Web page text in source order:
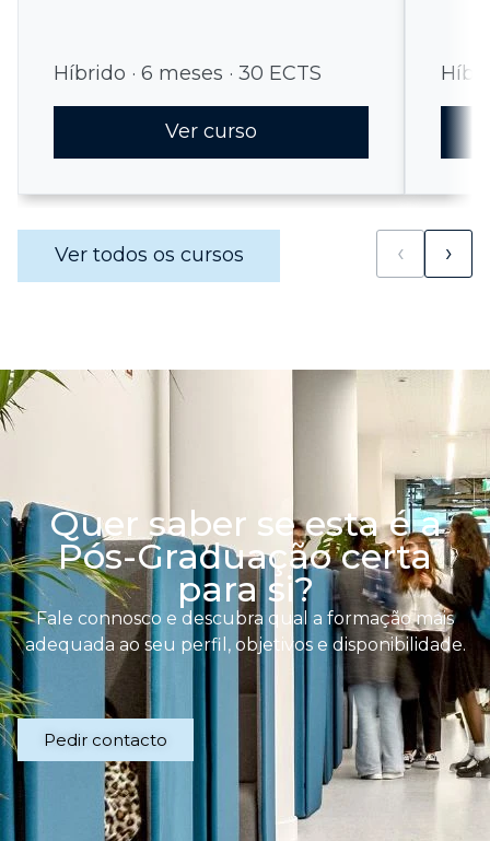
Híbrido · 6 meses · 30 ECTS
Ver curso
‹ ›
Ver todos os cursos
Quer saber se esta é a
Pós-Graduação certa
para si?
Fale connosco e descubra qual a formação mais
adequada ao seu perfil, objetivos e disponibilidade.
Pedir contacto